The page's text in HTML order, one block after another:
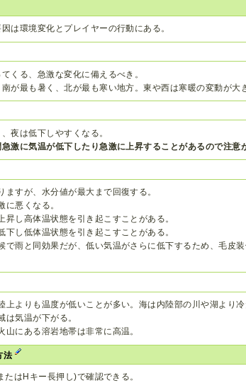
は環境変化とプレイヤーの行動にある。
くる、急激な変化に備えるべき。
が最も暑く、北が最も寒い地方。東や西は寒暖の変動が大
夜は低下しやすくなる。
激に気温が低下したり急激に上昇することがあるので注意
ますが、水分値が最大まで回復する。
に悪くなる。
昇し高体温状態を引き起こすことがある。
下し低体温状態を引き起こすことがある。
で雨と同効果だが、低い気温がさらに低下するため、毛皮
上よりも温度が低いことが多い。海は内陸部の川や湖より冷
は気温が下がる。
山にある溶岩地帯は非常に高温。
法
はHキー長押し)で確認できる。